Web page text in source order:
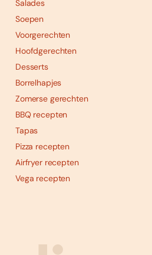
Salades
Soepen
Voorgerechten
Hoofdgerechten
Desserts
Borrelhapjes
Zomerse gerechten
BBQ recepten
Tapas
Pizza recepten
Airfryer recepten
Vega recepten